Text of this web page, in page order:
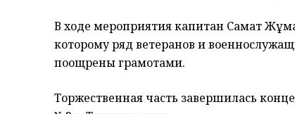
В ходе мероприятия капитан Самат
которому ряд ветеранов и
поощрены грамотами.
Торжественная часть завершилась